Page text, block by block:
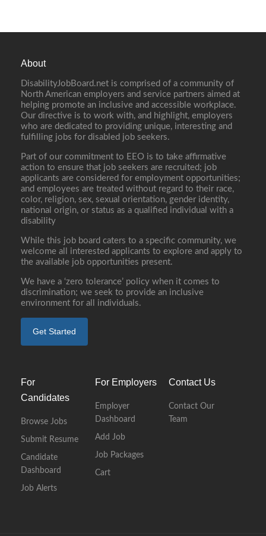
About
DisabilityJobBoard.net is comprised of a community of
North American employers and service partners aimed at
helping promote an inclusive and accessible workplace.
Our directive is to work with, and highlight, employers
who are dedicated to providing unique, interesting and
fulfilling jobs for disabled job seekers.
Part of our commitment to EEO is to take affirmative
action to ensure that job seekers are recruited; job
applicants are considered for employment opportunities;
and employees are treated without regard to their race,
color, religion, sex, sexual orientation, gender identity,
national origin, or status as a qualified individual with a
disability
While this job board caters to a specific community, we
welcome all interested applicants to explore and apply to
the available job opportunities present.
We have a ‘zero tolerance’ policy when it comes to
discrimination; we seek to provide an inclusive
environment for all individuals.
Get Started
For
Candidates
Browse Jobs
Submit Resume
Candidate
Dashboard
Job Alerts
For Employers
Employer
Dashboard
Add Job
Job Packages
Cart
Contact Us
Contact Our
Team